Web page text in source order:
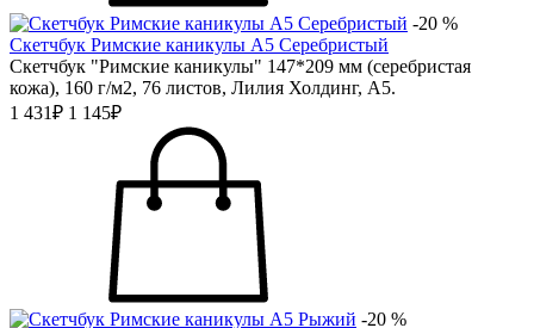
-20 %
Скетчбук Римские каникулы А5 Серебристый
Скетчбук "Римские каникулы" 147*209 мм (серебристая
кожа), 160 г/м2, 76 листов, Лилия Холдинг, А5.
1 431₽ 1 145₽
-20 %